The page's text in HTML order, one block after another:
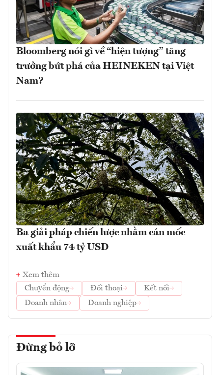
Bloomberg nói gì về “hiện tượng” tăng
trưởng bứt phá của HEINEKEN tại Việt
Nam?
Ba giải pháp chiến lược nhằm cán mốc
xuất khẩu 74 tỷ USD
Xem thêm
Chuyển động
Đối thoại
Kết nối
Doanh nhân
Doanh nghiệp
Đừng bỏ lỡ